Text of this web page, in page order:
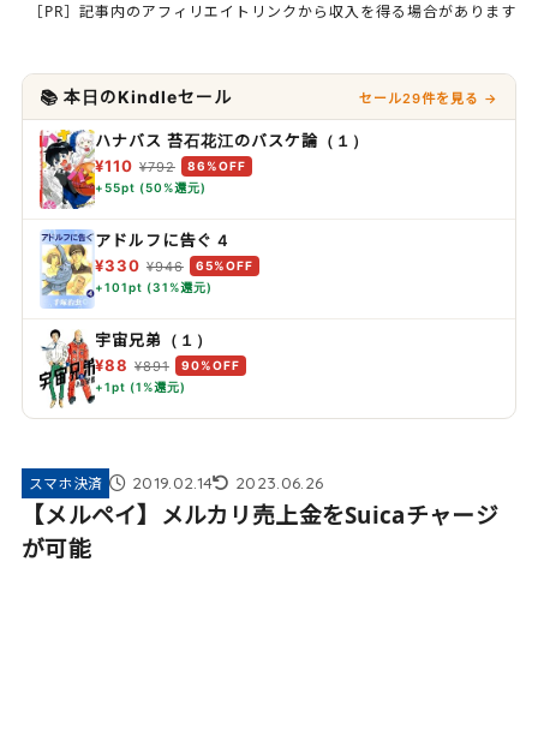
［PR］記事内のアフィリエイトリンクから収入を得る場合があります
📚 本日のKindleセール セール29件を見る →
ハナバス 苔石花江のバスケ論（１）
¥110 ¥792
86%OFF
+55pt (50%還元)
アドルフに告ぐ 4
¥330 ¥946
65%OFF
+101pt (31%還元)
宇宙兄弟（１）
¥88 ¥891
90%OFF
+1pt (1%還元)
スマホ決済 2019.02.14 2023.06.26
【メルペイ】メルカリ売上金をSuicaチャージ
が可能